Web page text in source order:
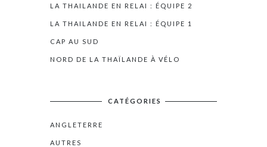
LA THAILANDE EN RELAI : ÉQUIPE 2
LA THAILANDE EN RELAI : ÉQUIPE 1
CAP AU SUD
NORD DE LA THAÏLANDE À VÉLO
CATÉGORIES
ANGLETERRE
AUTRES